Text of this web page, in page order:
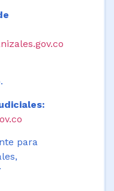
para